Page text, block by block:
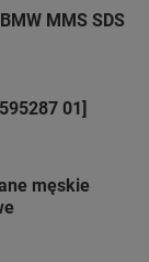
MMS SDS
01]
męskie